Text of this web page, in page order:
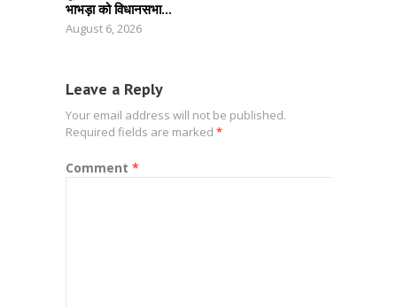
भाभड़ा को विधानसभा...
August 6, 2026
Leave a Reply
Your email address will not be published.
Required fields are marked *
Comment *